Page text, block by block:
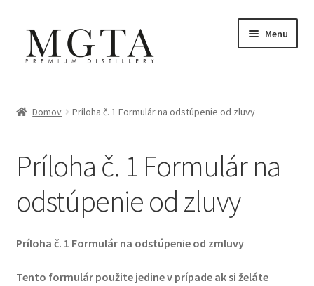
navigáciu
obsah
Menu
Nákupný košík
Pokladňa
Pravidlá a zásady
Priania
Domov Príloha č. 1 Formulár na odstúpenie od zluvy
Príloha č. 1 Formulár na
odstúpenie od zluvy
Príloha č. 1 Formulár na odstúpenie od zmluvy
Tento formulár použite jedine v prípade ak si želáte